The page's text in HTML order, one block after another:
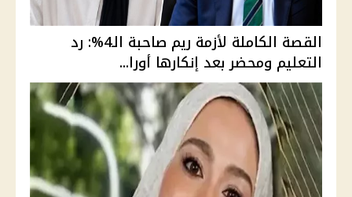
القصة الكاملة لأزمة ريم صاحبة الـ4%: رد
التعليم ومحضر بعد إنكارها أورا...